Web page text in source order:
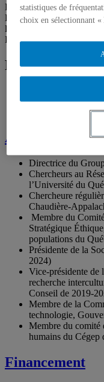
Éthique et philosophie
Épistémologie de
l’école – Éthique
Enseignement de
Formation
Ph.D. en
M.A. en
B.A. en
Affiliation
Directrice du
Chercheurs au
l’Université du
Chercheure
Chaudière-
Membre du
Stratégique
populations du
Présidente de la
2024)
Vice-présidente de
recherche
Conseil de 2019-
Membre de la
technologie,
Membre du comité
humains du
Financement
statistiques de
choix en sélectionnant «